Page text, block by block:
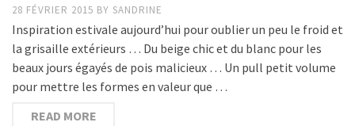
28 FÉVRIER 2015 BY SANDRINE
Inspiration estivale aujourd’hui pour oublier un peu le froid et
la grisaille extérieurs … Du beige chic et du blanc pour les
beaux jours égayés de pois malicieux … Un pull petit volume
pour mettre les formes en valeur que …
READ MORE